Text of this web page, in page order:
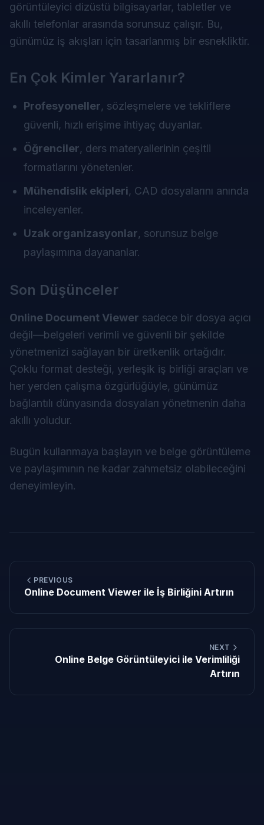
görüntüleyici dizüstü bilgisayarlar, tabletler ve
akıllı telefonlar arasında sorunsuz çalışır. Bu,
günümüz iş akışları için tasarlanmış bir esnekliktir.
En Çok Kimler Yararlanır?
Profesyoneller, sözleşmelere ve tekliflere
güvenli, hızlı erişime ihtiyaç duyanlar.
Öğrenciler, ders materyallerinin çeşitli
formatlarını yönetenler.
Mühendislik ekipleri, CAD dosyalarını anında
inceleyenler.
Uzak organizasyonlar, sorunsuz belge
paylaşımına dayananlar.
Son Düşünceler
Online Document Viewer sadece bir dosya açıcı
değil—belgeleri verimli ve güvenli bir şekilde
yönetmenizi sağlayan bir üretkenlik ortağıdır.
Çoklu format desteği, yerleşik iş birliği araçları ve
her yerden çalışma özgürlüğüyle, günümüz
bağlantılı dünyasında dosyaları yönetmenin daha
akıllı yoludur.
Bugün kullanmaya başlayın ve belge görüntüleme
ve paylaşımının ne kadar zahmetsiz olabileceğini
deneyimleyin.
PREVIOUS
Online Document Viewer ile İş Birliğini Artırın
NEXT
Online Belge Görüntüleyici ile Verimliliği
Artırın